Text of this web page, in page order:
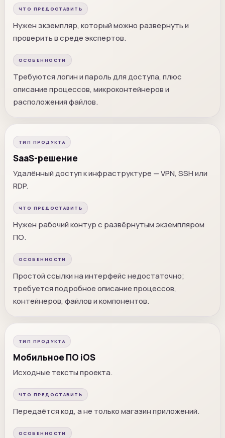
ЧТО ПРЕДОСТАВИТЬ
Нужен экземпляр, который можно развернуть и
проверить в среде экспертов.
ОСОБЕННОСТИ
Требуются логин и пароль для доступа, плюс
описание процессов, микроконтейнеров и
расположения файлов.
ТИП ПРОДУКТА
SaaS-решение
Удалённый доступ к инфраструктуре — VPN, SSH или
RDP.
ЧТО ПРЕДОСТАВИТЬ
Нужен рабочий контур с развёрнутым экземпляром
ПО.
ОСОБЕННОСТИ
Простой ссылки на интерфейс недостаточно;
требуется подробное описание процессов,
контейнеров, файлов и компонентов.
ТИП ПРОДУКТА
Мобильное ПО iOS
Исходные тексты проекта.
ЧТО ПРЕДОСТАВИТЬ
Передаётся код, а не только магазин приложений.
ОСОБЕННОСТИ